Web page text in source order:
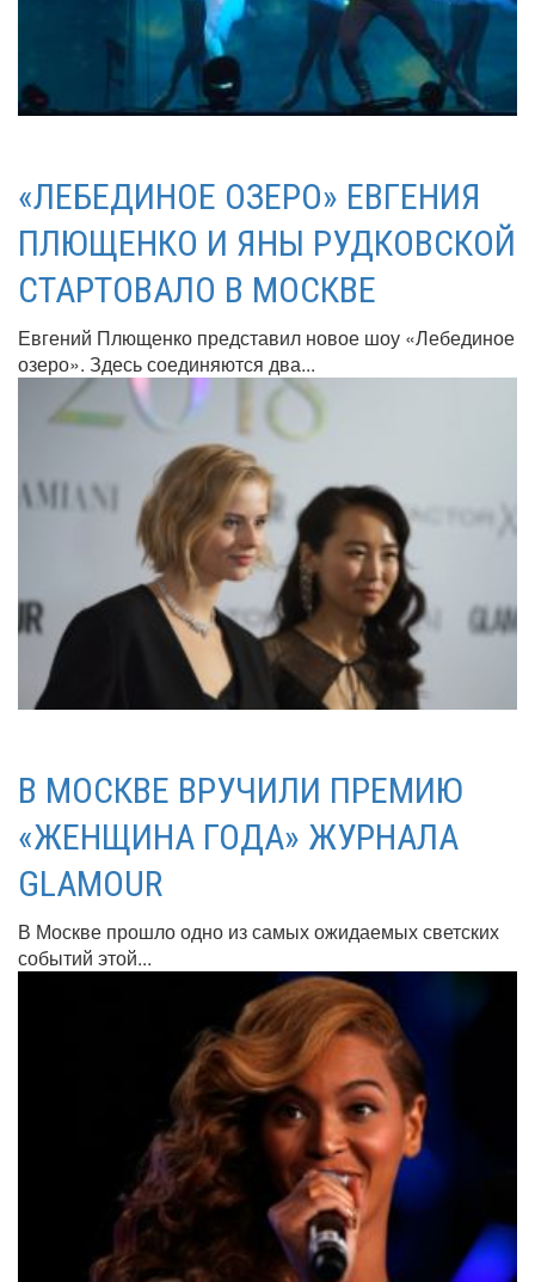
«ЛЕБЕДИНОЕ ОЗЕРО» ЕВГЕНИЯ
ПЛЮЩЕНКО И ЯНЫ РУДКОВСКОЙ
СТАРТОВАЛО В МОСКВЕ
Евгений Плющенко представил новое шоу «Лебединое
озеро». Здесь соединяются два...
В МОСКВЕ ВРУЧИЛИ ПРЕМИЮ
«ЖЕНЩИНА ГОДА» ЖУРНАЛА
GLAMOUR
В Москве прошло одно из самых ожидаемых светских
событий этой...